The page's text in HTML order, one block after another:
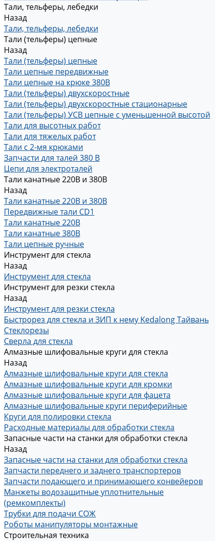
Тали, тельферы, лебедки
Назад
Тали, тельферы, лебедки
Тали (тельферы) цепные
Назад
Тали (тельферы) цепные
Тали цепные передвижные
Тали цепные на крюке 380В
Тали (тельферы) двухскоростные
Тали (тельферы) двухскоростные стационарные
Тали (тельферы) УСВ цепные с уменьшенной высотой
Тали для высотных работ
Тали для тяжелых работ
Тали с 2-мя крюками
Запчасти для талей 380 В
Цепи для электроталей
Тали канатные 220В и 380В
Назад
Тали канатные 220В и 380В
Передвижные тали CD1
Тали канатные 220В
Тали канатные 380В
Тали цепные ручные
Инструмент для стекла
Назад
Инструмент для стекла
Инструмент для резки стекла
Назад
Инструмент для резки стекла
Быстрорез для стекла и ЗИП к нему Kedalong Тайвань
Стеклорезы
Сверла для стекла
Алмазные шлифовальные круги для стекла
Назад
Алмазные шлифовальные круги для стекла
Алмазные шлифовальные круги для кромки
Алмазные шлифовальные круги для фацета
Алмазные шлифовальные круги периферийные
Круги для полировки стекла
Расходные материалы для обработки стекла
Запасные части на станки для обработки стекла
Назад
Запасные части на станки для обработки стекла
Запчасти переднего и заднего транспортеров
Запчасти подающего и принимающего конвейеров
Манжеты водозащитные уплотнительные
(ремкомплекты)
Трубки для подачи СОЖ
Роботы манипуляторы монтажные
Строительная техника